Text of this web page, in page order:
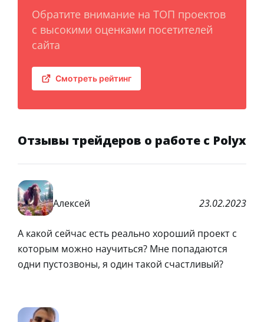
Обратите внимание на ТОП проектов
с высокими оценками посетителей
сайта
Смотреть рейтинг
Отзывы трейдеров о работе с Polyx
Алексей 23.02.2023
А какой сейчас есть реально хороший проект с
которым можно научиться? Мне попадаются
одни пустозвоны, я один такой счастливый?